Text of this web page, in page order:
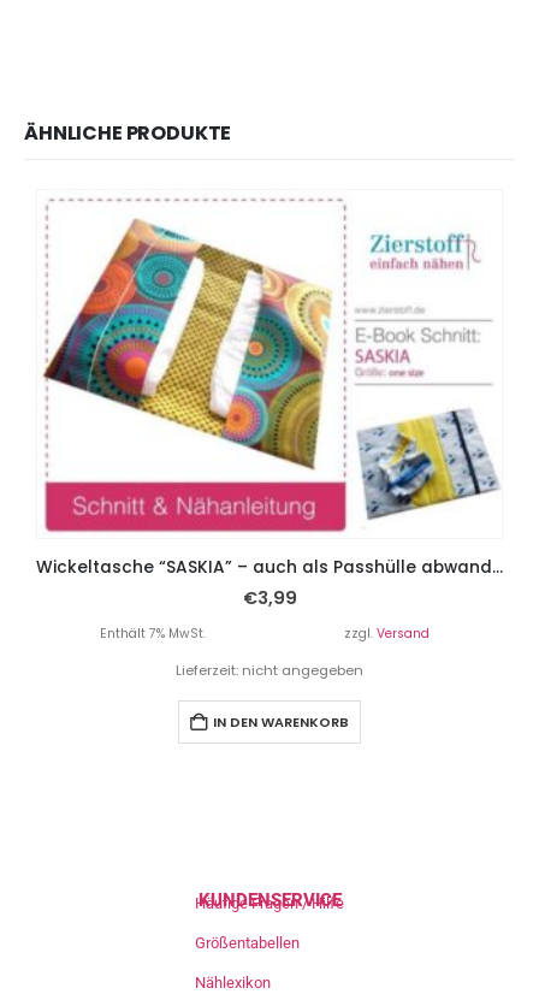
ÄHNLICHE PRODUKTE
Wickeltasche “SASKIA” – auch als Passhülle abwandelbar
€3,99
Enthält 7% MwSt. zzgl. Versand
Lieferzeit: nicht angegeben
IN DEN WARENKORB
KUNDENSERVICE
Häufige Fragen / Hilfe
Größentabellen
Nählexikon